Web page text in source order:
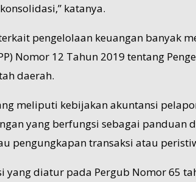
katanya.
pengelolaan keuangan banyak
Nomor 12 Tahun 2019 tentang
daerah.
meliputi kebijakan akuntansi
yang berfungsi sebagai
pengungkapan transaksi atau
diatur pada Pergub Nomor 65